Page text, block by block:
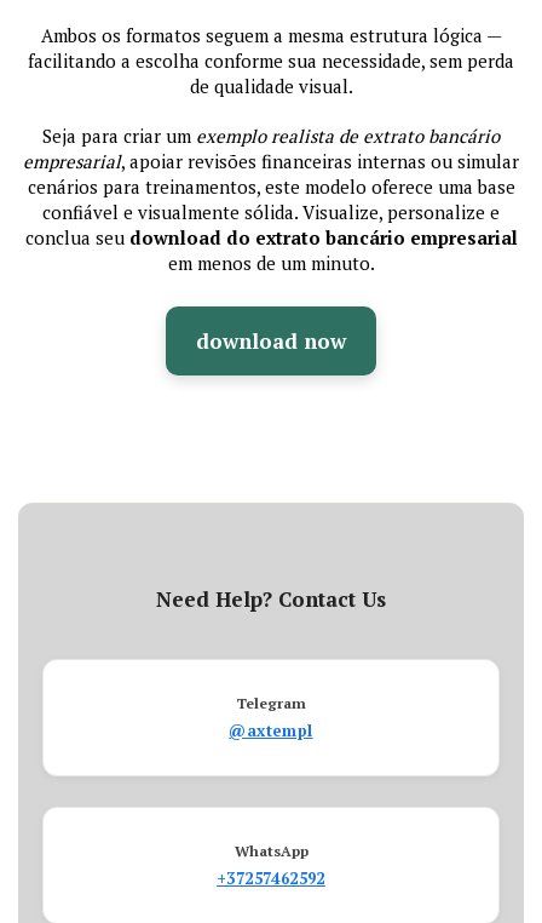
Ambos os formatos seguem a mesma estrutura lógica —
facilitando a escolha conforme sua necessidade, sem perda
de qualidade visual.
Seja para criar um exemplo realista de extrato bancário
empresarial, apoiar revisões financeiras internas ou simular
cenários para treinamentos, este modelo oferece uma base
confiável e visualmente sólida. Visualize, personalize e
conclua seu download do extrato bancário empresarial
em menos de um minuto.
download now
Need Help? Contact Us
Telegram
@axtempl
WhatsApp
+37257462592